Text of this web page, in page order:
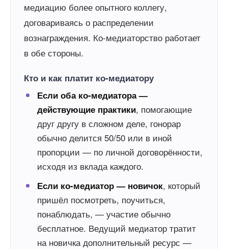
медиацию более опытного коллегу,
договариваясь о распределении
вознаграждения. Ко-медиаторство работает
в обе стороны.
Кто и как платит ко-медиатору
Если оба ко-медиатора —
действующие практики, помогающие
друг другу в сложном деле, гонорар
обычно делится 50/50 или в иной
пропорции — по личной договорённости,
исходя из вклада каждого.
Если ко-медиатор — новичок, который
пришёл посмотреть, поучиться,
понаблюдать, — участие обычно
бесплатное. Ведущий медиатор тратит
на новичка дополнительный ресурс —